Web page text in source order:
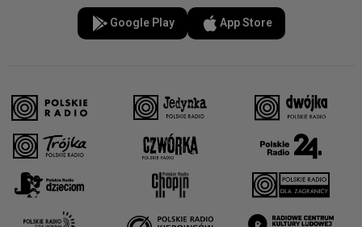
Google Play App Store